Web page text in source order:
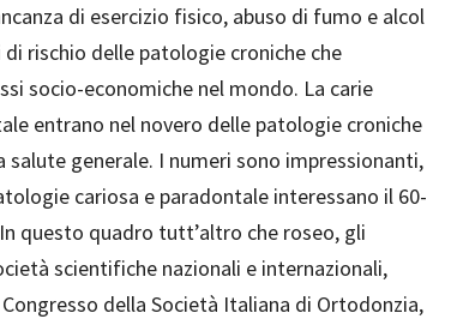
di esercizio fisico, abuso di fumo e alcol
rischio delle patologie croniche che
socio-economiche nel mondo. La carie
entrano nel novero delle patologie croniche
generale. I numeri sono impressionanti,
cariosa e paradontale interessano il 60-
questo quadro tutt’altro che roseo, gli
scientifiche nazionali e internazionali,
della Società Italiana di Ortodonzia,